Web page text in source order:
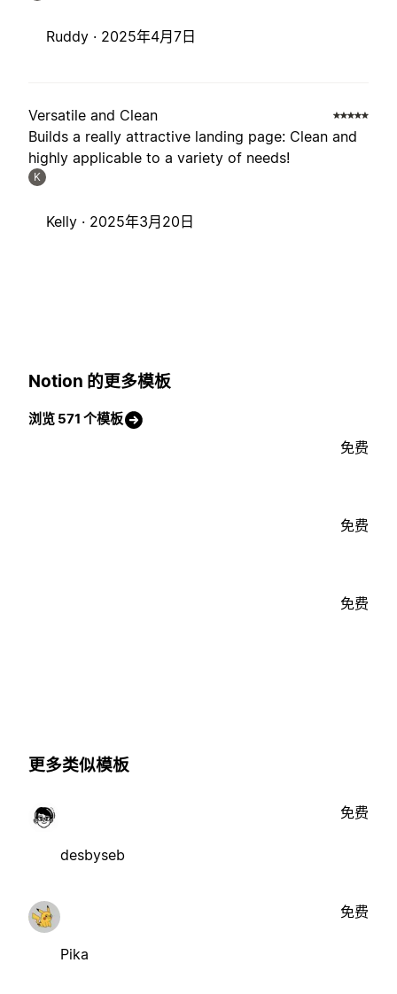
Ruddy · 2025年4月7日
Versatile and Clean
Builds a really attractive landing page: Clean and
highly applicable to a variety of needs!
K
Kelly · 2025年3月20日
Notion 的更多模板
浏览 571 个模板
免费
免费
免费
更多类似模板
desbyseb
免费
Pika
免费